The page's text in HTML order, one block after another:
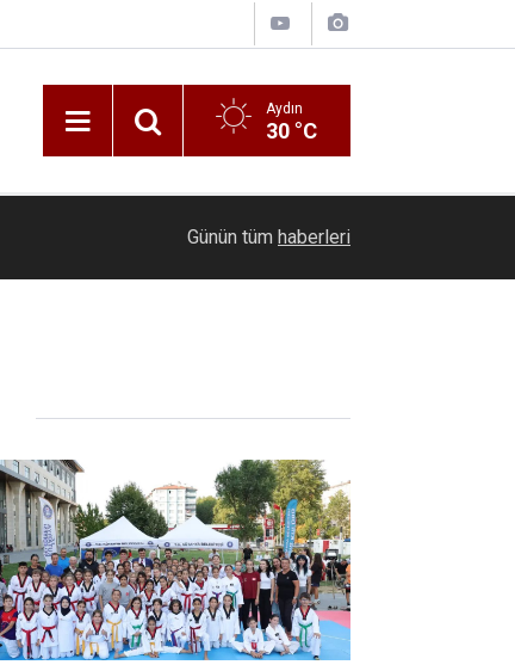
Aydın
30 °C
Geliştirdikleri enerji tasarruflu boyalarla
Günün tüm haberleri